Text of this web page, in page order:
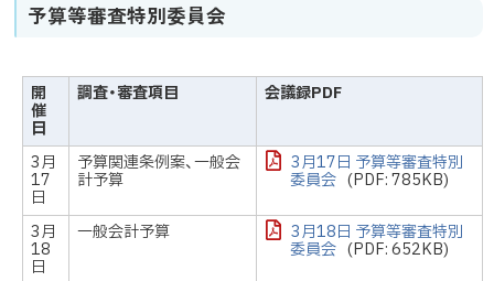
予算等審査特別委員会
開
催
日
調査・審査項目 会議録PDF
3月
17
日
予算関連条例案、一般会
計予算
3月17日 予算等審査特別
委員会 (PDF: 785KB)
3月
18
日
一般会計予算 3月18日 予算等審査特別
委員会 (PDF: 652KB)